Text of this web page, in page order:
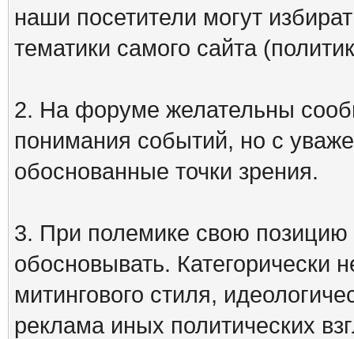
наши посетители могут
тематики самого сайта
2. На форуме желательны
понимания событий, но с
обоснованные точки зрения.
3. При полемике свою
обосновывать. Категорически
митингового стиля,
реклама иных политических